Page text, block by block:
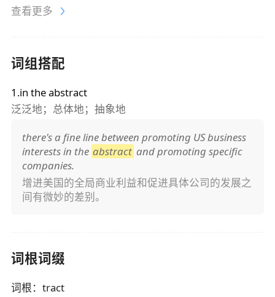
查看更多
词组搭配
1.in the abstract
泛泛地；总体地；抽象地
there's a fine line between promoting US business
interests in the abstract and promoting specific
companies.
增进美国的全局商业利益和促进具体公司的发展之
间有微妙的差别。
词根词缀
词根： tract